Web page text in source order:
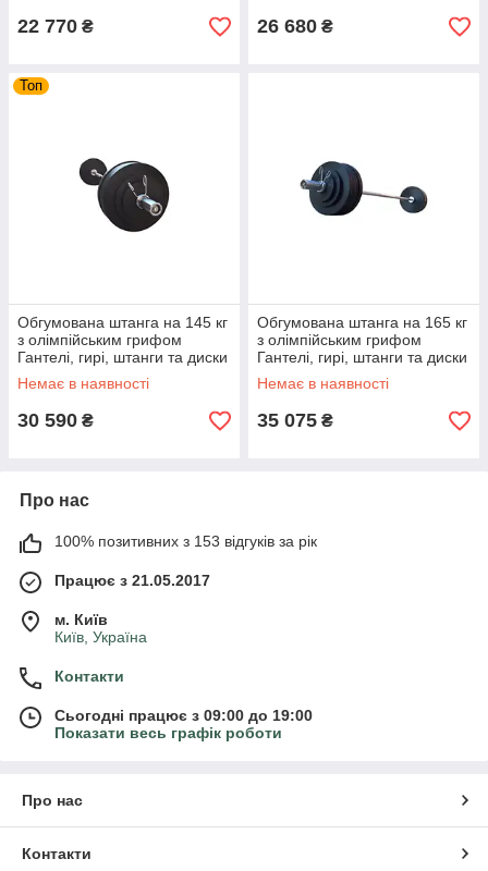
22 770 ₴ 26 680 ₴
Топ
Обгумована штанга на 145 кг
з олімпійським грифом
Гантелі, гирі, штанги та диски
металеві розбірні
Немає в наявності
30 590 ₴
Обгумована штанга на 165 кг
з олімпійським грифом
Гантелі, гирі, штанги та диски
металеві розбірні
Немає в наявності
35 075 ₴
Про нас
100% позитивних з 153 відгуків за рік
Працює з 21.05.2017
м. Київ
Київ, Україна
Контакти
Сьогодні працює з 09:00 до 19:00
Показати весь графік роботи
Про нас
Контакти